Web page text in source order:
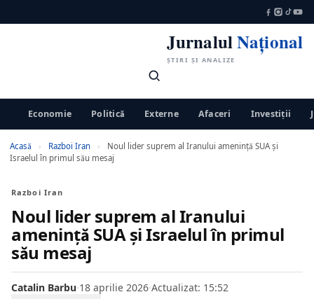
JurnalulNațional
ȘTIRI ȘI ANALIZE
Economie Politică Externe Afaceri Investiții
Acasă › Razboi Iran ›
Noul lider suprem al Iranului amenință SUA și
Israelul în primul său mesaj
Razboi Iran
Noul lider suprem al Iranului
amenință SUA și Israelul în primul
său mesaj
Catalin Barbu·18 aprilie 2026·Actualizat: 15:52